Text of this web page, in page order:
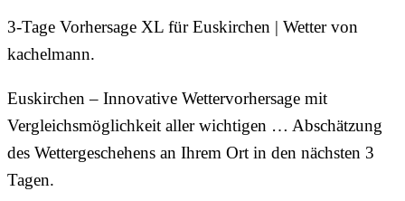
3-Tage Vorhersage XL für Euskirchen | Wetter von
kachelmann.
Euskirchen – Innovative Wettervorhersage mit
Vergleichsmöglichkeit aller wichtigen … Abschätzung
des Wettergeschehens an Ihrem Ort in den nächsten 3
Tagen.